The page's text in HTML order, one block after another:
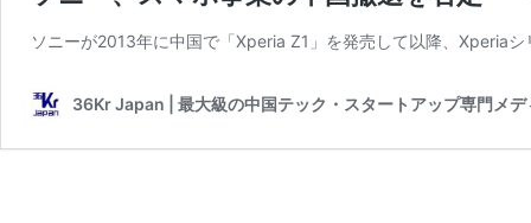
ソニーが2013年に中国で「Xperia Z1」を発売して以降、Xperia
36Kr Japan | 最大級の中国テック・スタートアップ専門メデ